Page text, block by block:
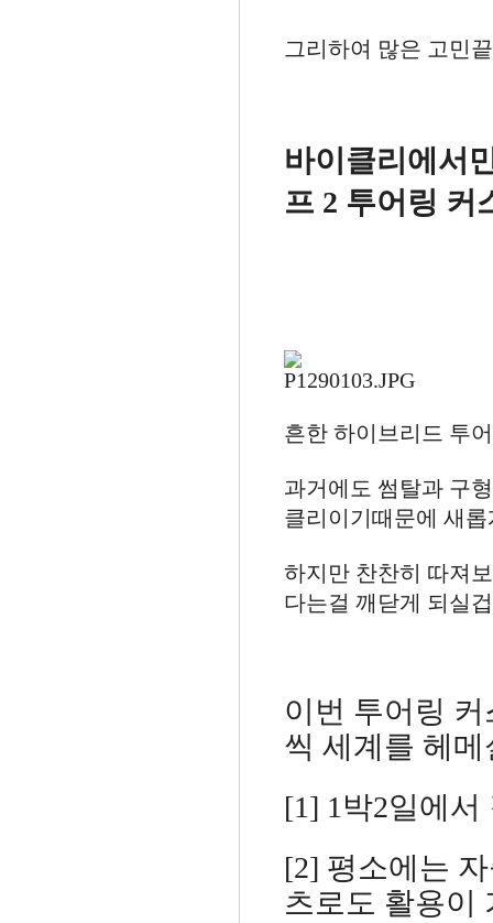
그리하여 많은 고민
바이클리에서
프 2 투어링
흔한 하이브리드 투
과거에도 썸탈과 구
클리이기때문에 새
하지만 찬찬히 따져
다는걸 깨닫게 되실
이번 투어링
씩 세계를 헤
[1] 1박2일에
[2] 평소에는
츠로도 활용이